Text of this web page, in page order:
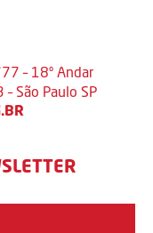
– 18º Andar
São Paulo SP